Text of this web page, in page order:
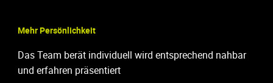
Mehr Persönlichkeit
Das Team berät individuell wird entsprechend nahbar
und erfahren präsentiert